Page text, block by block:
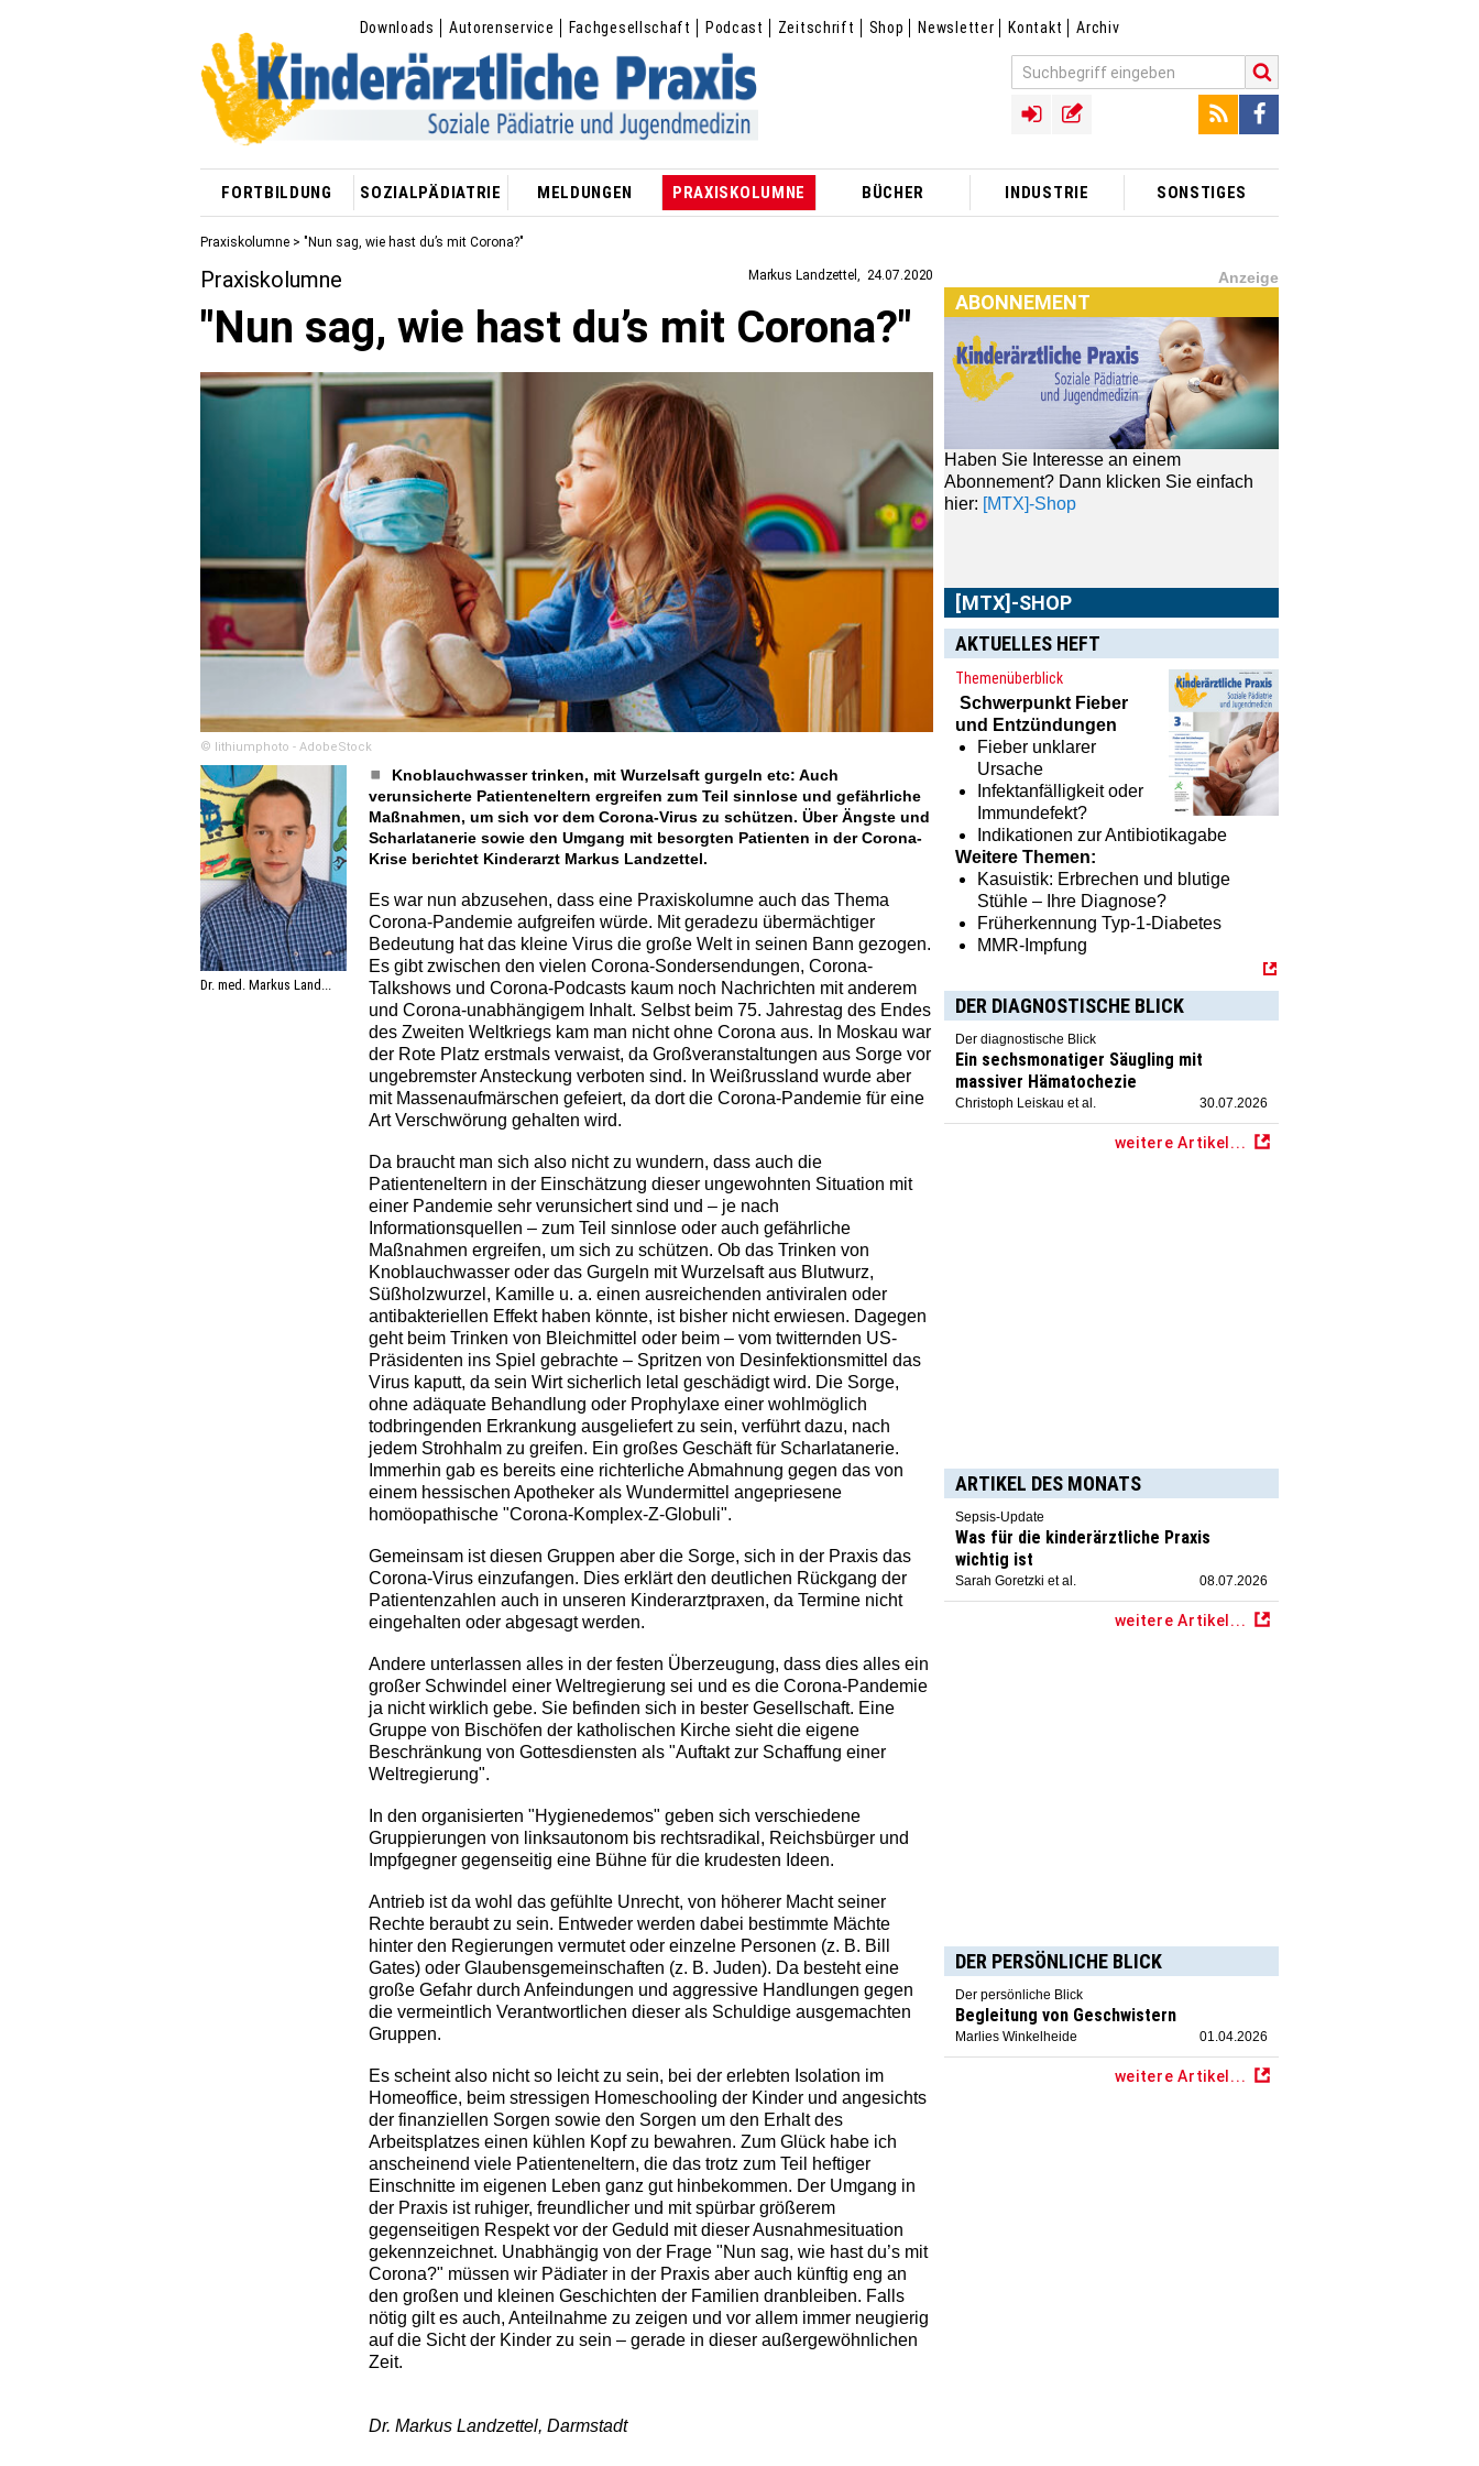
Downloads Autorenservice Fachgesellschaft Podcast Zeitschrift Shop Newsletter Kontakt Archiv
FORTBILDUNG SOZIALPÄDIATRIE MELDUNGEN PRAXISKOLUMNE BÜCHER INDUSTRIE SONSTIGES
Praxiskolumne > "Nun sag, wie hast du’s mit Corona?"
Markus Landzettel 24.07.2020
Praxiskolumne
"Nun sag, wie hast du’s mit Corona?"
© lithiumphoto - AdobeStock
Dr. med. Markus Land...
Knoblauchwasser trinken, mit Wurzelsaft gurgeln etc: Auch
verunsicherte Patienteneltern ergreifen zum Teil sinnlose und gefährliche
Maßnahmen, um sich vor dem Corona-Virus zu schützen. Über Ängste und
Scharlatanerie sowie den Umgang mit besorgten Patienten in der Corona-
Krise berichtet Kinderarzt Markus Landzettel.
Es war nun abzusehen, dass eine Praxiskolumne auch das Thema
Corona-Pandemie aufgreifen würde. Mit geradezu übermächtiger
Bedeutung hat das kleine Virus die große Welt in seinen Bann gezogen.
Es gibt zwischen den vielen Corona-Sondersendungen, Corona-
Talkshows und Corona-Podcasts kaum noch Nachrichten mit anderem
und Corona-unabhängigem Inhalt. Selbst beim 75. Jahrestag des Endes
des Zweiten Weltkriegs kam man nicht ohne Corona aus. In Moskau war
der Rote Platz erstmals verwaist, da Großveranstaltungen aus Sorge vor
ungebremster Ansteckung verboten sind. In Weißrussland wurde aber
mit Massenaufmärschen gefeiert, da dort die Corona-Pandemie für eine
Art Verschwörung gehalten wird.
Da braucht man sich also nicht zu wundern, dass auch die
Patienteneltern in der Einschätzung dieser ungewohnten Situation mit
einer Pandemie sehr verunsichert sind und – je nach
Informationsquellen – zum Teil sinnlose oder auch gefährliche
Maßnahmen ergreifen, um sich zu schützen. Ob das Trinken von
Knoblauchwasser oder das Gurgeln mit Wurzelsaft aus Blutwurz,
Süßholzwurzel, Kamille u. a. einen ausreichenden antiviralen oder
antibakteriellen Effekt haben könnte, ist bisher nicht erwiesen. Dagegen
geht beim Trinken von Bleichmittel oder beim – vom twitternden US-
Präsidenten ins Spiel gebrachte – Spritzen von Desinfektionsmittel das
Virus kaputt, da sein Wirt sicherlich letal geschädigt wird. Die Sorge,
ohne adäquate Behandlung oder Prophylaxe einer wohlmöglich
todbringenden Erkrankung ausgeliefert zu sein, verführt dazu, nach
jedem Strohhalm zu greifen. Ein großes Geschäft für Scharlatanerie.
Immerhin gab es bereits eine richterliche Abmahnung gegen das von
einem hessischen Apotheker als Wundermittel angepriesene
homöopathische "Corona-Komplex-Z-Globuli".
Gemeinsam ist diesen Gruppen aber die Sorge, sich in der Praxis das
Corona-Virus einzufangen. Dies erklärt den deutlichen Rückgang der
Patientenzahlen auch in unseren Kinderarztpraxen, da Termine nicht
eingehalten oder abgesagt werden.
Andere unterlassen alles in der festen Überzeugung, dass dies alles ein
großer Schwindel einer Weltregierung sei und es die Corona-Pandemie
ja nicht wirklich gebe. Sie befinden sich in bester Gesellschaft. Eine
Gruppe von Bischöfen der katholischen Kirche sieht die eigene
Beschränkung von Gottesdiensten als "Auftakt zur Schaffung einer
Weltregierung".
In den organisierten "Hygienedemos" geben sich verschiedene
Gruppierungen von linksautonom bis rechtsradikal, Reichsbürger und
Impfgegner gegenseitig eine Bühne für die krudesten Ideen.
Antrieb ist da wohl das gefühlte Unrecht, von höherer Macht seiner
Rechte beraubt zu sein. Entweder werden dabei bestimmte Mächte
hinter den Regierungen vermutet oder einzelne Personen (z. B. Bill
Gates) oder Glaubensgemeinschaften (z. B. Juden). Da besteht eine
große Gefahr durch Anfeindungen und aggressive Handlungen gegen
die vermeintlich Verantwortlichen dieser als Schuldige ausgemachten
Gruppen.
Es scheint also nicht so leicht zu sein, bei der erlebten Isolation im
Homeoffice, beim stressigen Homeschooling der Kinder und angesichts
der finanziellen Sorgen sowie den Sorgen um den Erhalt des
Arbeitsplatzes einen kühlen Kopf zu bewahren. Zum Glück habe ich
anscheinend viele Patienteneltern, die das trotz zum Teil heftiger
Einschnitte im eigenen Leben ganz gut hinbekommen. Der Umgang in
der Praxis ist ruhiger, freundlicher und mit spürbar größerem
gegenseitigen Respekt vor der Geduld mit dieser Ausnahmesituation
gekennzeichnet. Unabhängig von der Frage "Nun sag, wie hast du’s mit
Corona?" müssen wir Pädiater in der Praxis aber auch künftig eng an
den großen und kleinen Geschichten der Familien dranbleiben. Falls
nötig gilt es auch, Anteilnahme zu zeigen und vor allem immer neugierig
auf die Sicht der Kinder zu sein – gerade in dieser außergewöhnlichen
Zeit.
Dr. Markus Landzettel, Darmstadt
Anzeige
ABONNEMENT
Haben Sie Interesse an einem
Abonnement? Dann klicken Sie einfach
hier:[MTX]-Shop
Im[MTX]-Shopfinden Sie alle Produkte
aus unserem Verlagsprogramm: Bücher,
Zeitschriften oder Schulungsprogramme
sowie praktische Accessoires.
AKTUELLES HEFT
Themenüberblick
Schwerpunkt Fieber
und Entzündungen
Fieber unklarer
Ursache
Infektanfälligkeit oder
Immundefekt?
Indikationen zur Antibiotikagabe
Weitere Themen:
Kasuistik: Erbrechen und blutige
Stühle – Ihre Diagnose?
Früherkennung Typ-1-Diabetes
MMR-Impfung
DER DIAGNOSTISCHE BLICK
Der diagnostische Blick
Ein sechsmonatiger Säugling mit
massiver Hämatochezie
Christoph Leiskau et al. 30.07.2026
weitere Artikel...
ARTIKEL DES MONATS
Sepsis-Update
Was für die kinderärztliche Praxis
wichtig ist
Sarah Goretzki et al. 08.07.2026
weitere Artikel...
DER PERSÖNLICHE BLICK
Der persönliche Blick
Begleitung von Geschwistern
Marlies Winkelheide 01.04.2026
weitere Artikel...